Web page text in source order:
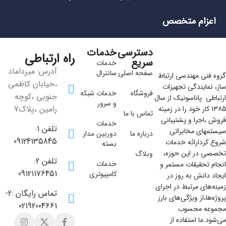
اعزام متخصص
گروه فنی مهندسی ارتباط
ساز، نمایندگی تجهیزات
ارتباطی پاناسونیک از سال
۱۳۸۵ کار خود را در زمینه
فروش ،اجرا و پشتیبانی
سیستمهای مخابراتی
شروع کردارائه خدمات
تخصصی در این حوزه،
انجام تحقیقات مستمر و
ایجاد دانش به‌ روز در
زمینه‌های مرتبط در اجرای
پروژه‌ها،از ویژگی‌های بارز
مجموعه محسوب
می‌شود.ما استفاده از
دسترسی
سریع
صفحه اصلی
فروشگاه
تماس با ما
درباره ما
وبلاگ
خدمات
خدمات
سانترال
خدمات شبکه
و سرور
خدمات
دوربین مدار
بسته
خدمات
کامپیوتری
راه ارتباطی
آدرس: میرداماد
،خیابان کاظمی
جنوبی ،کوچه
رامین ،پلاک7
تلفن 1:
09124135845
تلفن 2:
09121176451
تماس رایگان :2-
02192004661